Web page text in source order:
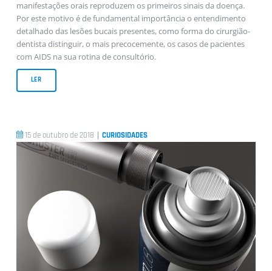
manifestações orais reproduzem os primeiros sinais da doença.
Por este motivo é de fundamental importância o entendimento
detalhado das lesões bucais presentes, como forma do cirurgião-
dentista distinguir, o mais precocemente, os casos de pacientes
com AIDS na sua rotina de consultório.
LER
15 de outubro de 2018 |CURIOSIDADES